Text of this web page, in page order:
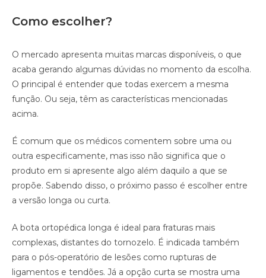
Como escolher?
O mercado apresenta muitas marcas disponíveis, o que
acaba gerando algumas dúvidas no momento da escolha.
O principal é entender que todas exercem a mesma
função. Ou seja, têm as características mencionadas
acima.
É comum que os médicos comentem sobre uma ou
outra especificamente, mas isso não significa que o
produto em si apresente algo além daquilo a que se
propõe. Sabendo disso, o próximo passo é escolher entre
a versão longa ou curta.
A bota ortopédica longa é ideal para fraturas mais
complexas, distantes do tornozelo. É indicada também
para o pós-operatório de lesões como rupturas de
ligamentos e tendões. Já a opção curta se mostra uma